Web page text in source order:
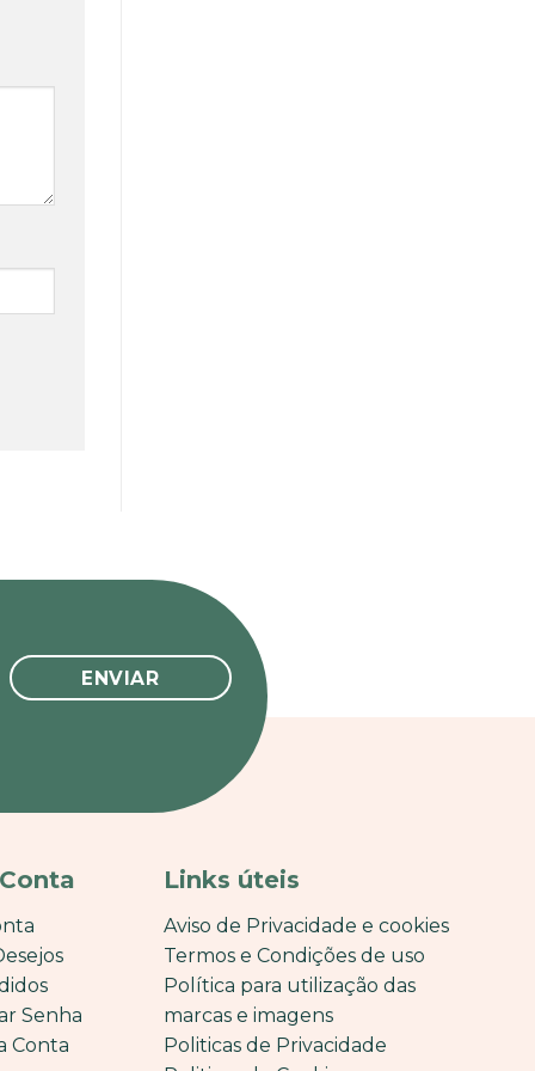
Senha
Conta
Links úteis
Aviso de Privacidade e cookies
Termos e Condições de uso
Política para utilização das
marcas e imagens
Politicas de Privacidade